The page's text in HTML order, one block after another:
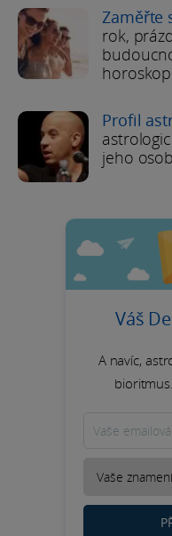
Zaměřte
rok,
Profil
jeho
Váš
A navíc,